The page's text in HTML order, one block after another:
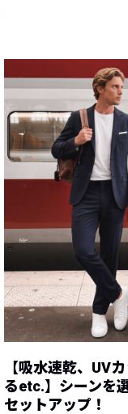
【吸水速乾、UV
るetc.】シーンを
セットアップ！